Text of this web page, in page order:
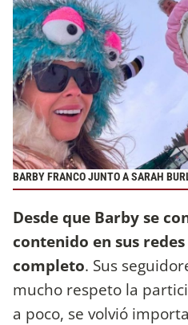
BARBY FRANCO JUNTO A SARAH
Desde que Barby se
contenido en sus
completo. Sus
mucho respeto la
a poco, se volvió